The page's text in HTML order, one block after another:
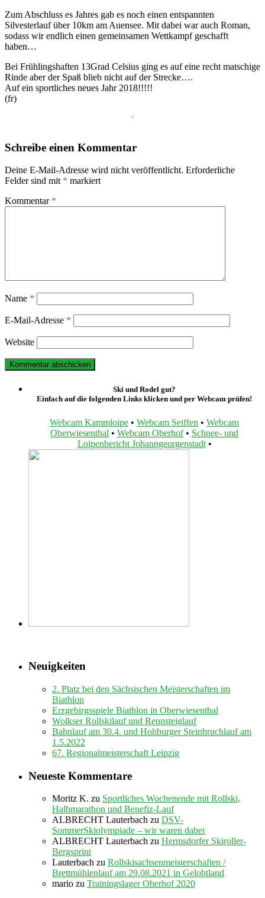
Zum Abschluss es Jahres gab es noch einen entspannten
Silvesterlauf über 10km am Auensee. Mit dabei war auch Roman,
sodass wir endlich einen gemeinsamen Wettkampf geschafft
haben…
Bei Frühlingshaften 13Grad Celsius ging es auf eine recht matschige
Rinde aber der Spaß blieb nicht auf der Strecke….
Auf ein sportliches neues Jahr 2018!!!!!
(fr)
Schreibe einen Kommentar
Deine E-Mail-Adresse wird nicht veröffentlicht. Erforderliche
Felder sind mit * markiert
Kommentar *
Name *
E-Mail-Adresse *
Website
Ski und Rodel gut?
Einfach auf die folgenden Links klicken und per Webcam prüfen!
Webcam Kammloipe • Webcam Seiffen • Webcam
Oberwiesenthal • Webcam Oberhof• Schnee- und
Loipenbericht Johanngeorgenstadt•
Neuigkeiten
2. Platz bei den Sächsischen Meisterschaften im
Biathlon
Erzgebirgsspiele Biathlon in Oberwiesenthal
Wolkser Rollskilauf und Rennsteiglauf
Bahnlauf am 30.4. und Hohburger Steinbruchlauf am
1.5.2022
67. Regionalmeisterschaft Leipzig
Neueste Kommentare
Moritz K. zu Sportliches Wochenende mit Rollski,
Halbmarathon und Benefiz-Lauf
ALBRECHT Lauterbach zu DSV-
SommerSkiolympiade – wir waren dabei
ALBRECHT Lauterbach zu Hermsdorfer Skiroller-
Bergsprint
Lauterbach zu Rollskisachsenmeisterschaften /
Brettmühlenlauf am 29.08.2021 in Gelobtland
mario zu Trainingslager Oberhof 2020